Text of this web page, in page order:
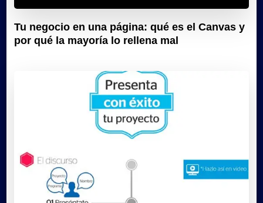
Tu negocio en una página: qué es el Canvas y
por qué la mayoría lo rellena mal